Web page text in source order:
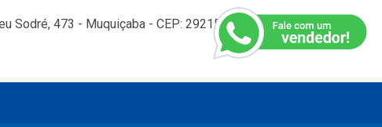
Sodré, 473 - Muquiçaba - CEP: 29215010 - Guarapari - ES